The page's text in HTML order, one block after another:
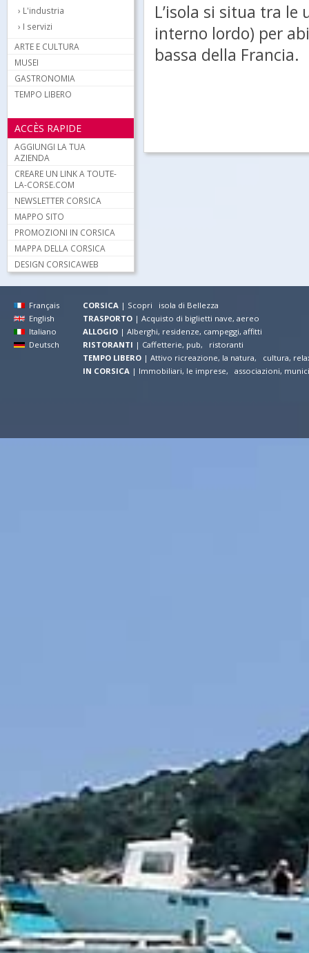
L'industria
I servizi
ARTE E CULTURA
MUSEI
GASTRONOMIA
TEMPO LIBERO
ACCÈS RAPIDE
AGGIUNGI LA TUA
AZIENDA
CREARE UN LINK A TOUTE-
LA-CORSE.COM
NEWSLETTER CORSICA
MAPPO SITO
PROMOZIONI IN CORSICA
MAPPA DELLA CORSICA
DESIGN CORSICAWEB
L’isola si situa tra
interno lordo) per
bassa della Francia.
Français
English
Italiano
Deutsch
CORSICA | Scopri isola di Bellezza
TRASPORTO | Acquisto di biglietti nave, aereo
ALLOGIO | Alberghi, residenze, campeggi, affitti
RISTORANTI | Caffetterie, pub, ristoranti
TEMPO LIBERO | Attivo ricreazione, la natura, cultura,
IN CORSICA | Immobiliari, le imprese, associazioni,